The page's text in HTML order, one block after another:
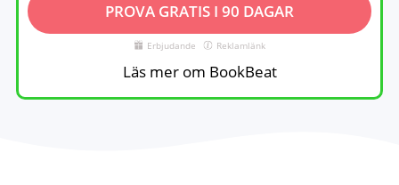
PROVA GRATIS I 90 DAGAR
Erbjudande Reklamlänk
Läs mer om BookBeat